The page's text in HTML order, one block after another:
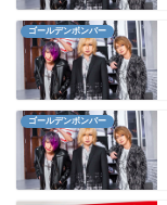
ゴールデンボンバー
ゴールデンボンバー